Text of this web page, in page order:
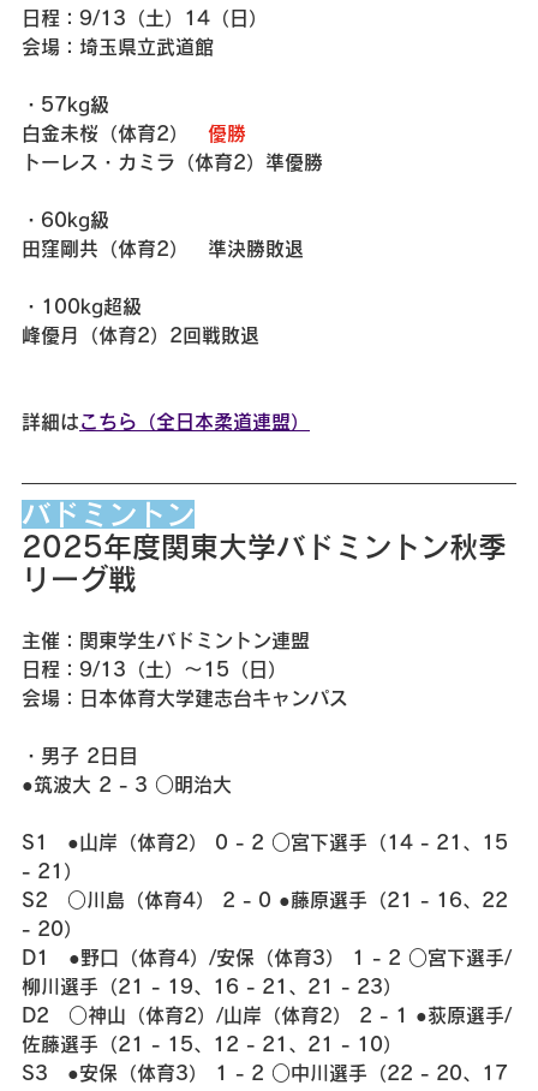
日程：9/13（土）14（日）
会場：埼玉県立武道館
・57kg級
白金未桜（体育2） 優勝
トーレス・カミラ（体育2）準優勝
・60kg級
田窪剛共（体育2）　準決勝敗退
・100kg超級
峰優月（体育2）2回戦敗退
詳細はこちら（全日本柔道連盟）
バドミントン
2025年度関東大学バドミントン秋季
リーグ戦
主催：関東学生バドミントン連盟
日程：9/13（土）〜15（日）
会場：日本体育大学建志台キャンパス
・男子 2日目
●筑波大 2 - 3 ○明治大
S1　●山岸（体育2） 0 - 2 ○宮下選手（14 - 21、15
- 21）
S2　○川島（体育4） 2 - 0 ●藤原選手（21 - 16、22
- 20）
D1　●野口（体育4）/安保（体育3） 1 - 2 ○宮下選手/
柳川選手（21 - 19、16 - 21、21 - 23）
D2　○神山（体育2）/山岸（体育2） 2 - 1 ●荻原選手/
佐藤選手（21 - 15、12 - 21、21 - 10）
S3　●安保（体育3） 1 - 2 ○中川選手（22 - 20、17